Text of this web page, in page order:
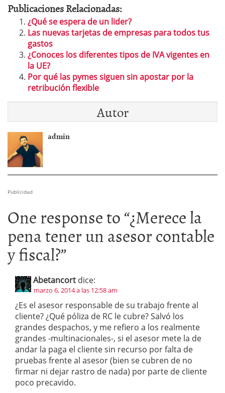
Publicaciones Relacionadas:
¿Qué se espera de un lider?
Las nuevas tarjetas de empresas para todos tus
gastos
¿Conoces los diferentes tipos de IVA vigentes en
la UE?
Por qué las pymes siguen sin apostar por la
retribución flexible
Autor
admin
Publicidad
One response to “¿Merece la
pena tener un asesor contable
y fiscal?”
Abetancort dice:
marzo 6, 2014 a las 12:58 am
¿Es el asesor responsable de su trabajo frente al
cliente? ¿Qué póliza de RC le cubre? Salvó los
grandes despachos, y me refiero a los realmente
grandes -multinacionales-, si el asesor mete la de
andar la paga el cliente sin recurso por falta de
pruebas frente al asesor (bien se cubren de no
firmar ni dejar rastro de nada) por parte de cliente
poco precavido.